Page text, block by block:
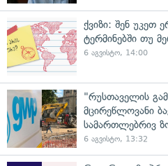
ქვიზი: შენ უკეთ
ტერმინებში თუ
6 აგვისტო, 14:00
"რუსთაველის
მცირეწლოვანი
სამართლებრივ
6 აგვისტო, 13:32